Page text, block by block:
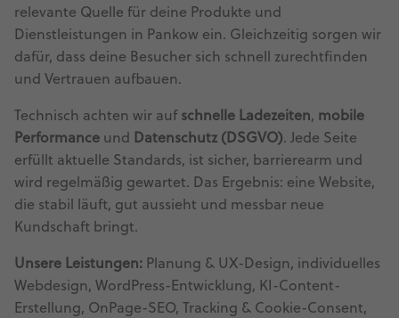
relevante Quelle für deine Produkte und
Dienstleistungen in Pankow ein. Gleichzeitig sorgen wir
dafür, dass deine Besucher sich schnell zurechtfinden
und Vertrauen aufbauen.
Technisch achten wir auf schnelle Ladezeiten, mobile
Performance und Datenschutz (DSGVO). Jede Seite
erfüllt aktuelle Standards, ist sicher, barrierearm und
wird regelmäßig gewartet. Das Ergebnis: eine Website,
die stabil läuft, gut aussieht und messbar neue
Kundschaft bringt.
Unsere Leistungen: Planung & UX-Design, individuelles
Webdesign, WordPress-Entwicklung, KI-Content-
Erstellung, OnPage-SEO, Tracking & Cookie-Consent,